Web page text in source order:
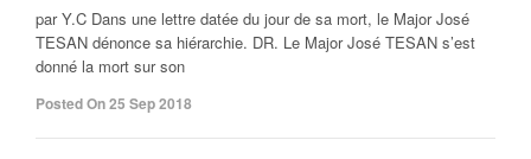
par Y.C Dans une lettre datée du jour de sa mort, le Major José
TESAN dénonce sa hiérarchie. DR. Le Major José TESAN s’est
donné la mort sur son
Posted On 25 Sep 2018